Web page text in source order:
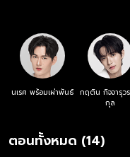
นเรศ พร้อมเผ่าพันธ์ กฤติน กิจจารุว
กุล
ตอนทั้งหมด (14)